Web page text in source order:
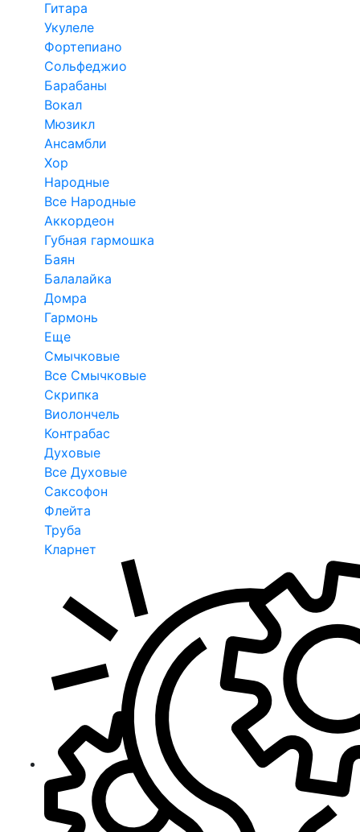
Гитара
Укулеле
Фортепиано
Сольфеджио
Барабаны
Вокал
Мюзикл
Ансамбли
Хор
Народные
Все Народные
Аккордеон
Губная гармошка
Баян
Балалайка
Домра
Гармонь
Еще
Смычковые
Все Смычковые
Скрипка
Виолончель
Контрабас
Духовые
Все Духовые
Саксофон
Флейта
Труба
Кларнет